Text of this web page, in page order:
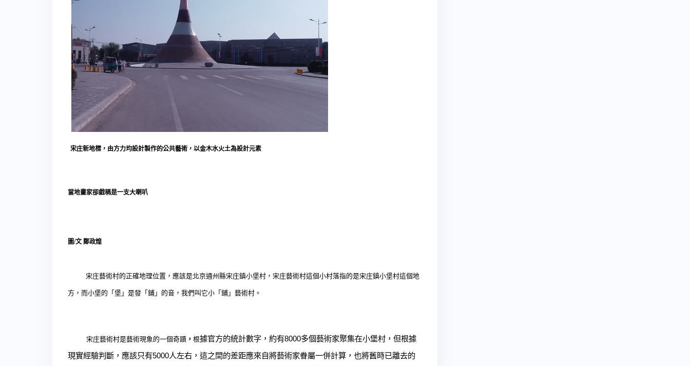
宋庄新地標，由方力均設計製作的公共藝術，以金木水火土為設計元素
當地畫家卻戲稱是一支大喇叭
圖/文 鄭政煌
宋庄藝術村的正確地理位置，應該是北京通州縣宋庄鎮小堡村，宋庄藝術村這個小村落指的是宋庄鎮小堡村這個地
方，而小堡的「堡」是發「鋪」的音，我們叫它小「鋪」藝術村。
宋庄藝術村是藝術現象的一個奇蹟 ， 根據官方的統計數字，約有8000多個藝術家聚集在小堡村，但根據
現實經驗判斷，應該只有5000人左右，這之間的差距應來自將藝術家眷屬一併計算，也將舊時已離去的